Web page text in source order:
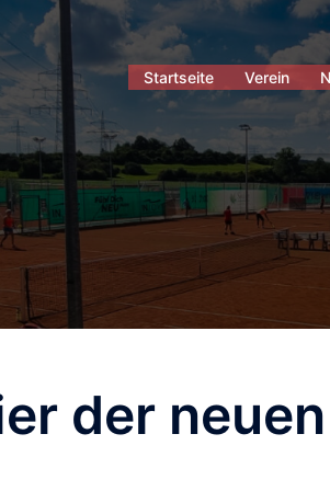
Startseite Verein
der neuen